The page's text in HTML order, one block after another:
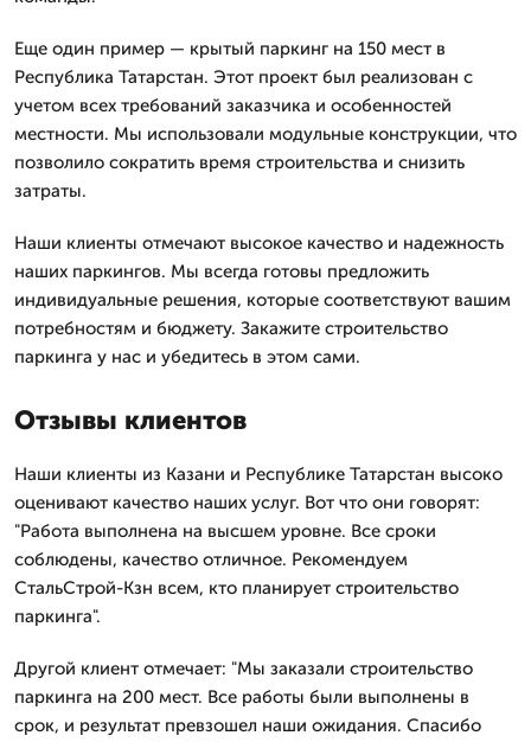
Еще один пример — крытый паркинг на 150 мест в
Республика Татарстан. Этот проект был реализован с
учетом всех требований заказчика и особенностей
местности. Мы использовали модульные конструкции, что
позволило сократить время строительства и снизить
затраты.
Наши клиенты отмечают высокое качество и надежность
наших паркингов. Мы всегда готовы предложить
индивидуальные решения, которые соответствуют вашим
потребностям и бюджету. Закажите строительство
паркинга у нас и убедитесь в этом сами.
Отзывы клиентов
Наши клиенты из Казани и Республике Татарстан высоко
оценивают качество наших услуг. Вот что они говорят:
"Работа выполнена на высшем уровне. Все сроки
соблюдены, качество отличное. Рекомендуем
СтальСтрой-Кзн всем, кто планирует строительство
паркинга".
Другой клиент отмечает: "Мы заказали строительство
паркинга на 200 мест. Все работы были выполнены в
срок, и результат превзошел наши ожидания. Спасибо